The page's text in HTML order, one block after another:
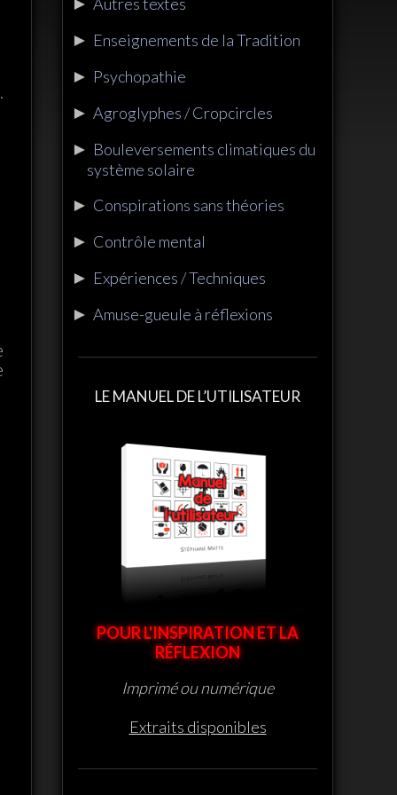
► Enseignements de la Tradition
► Psychopathie
► Agroglyphes / Cropcircles
► Bouleversements climatiques du
système solaire
► Conspirations sans théories
► Contrôle mental
► Expériences / Techniques
► Amuse-gueule à réflexions
LE MANUEL DE L’UTILISATEUR
POUR L'INSPIRATION ET LA
RÉFLEXION
Imprimé ou numérique
Extraits disponibles